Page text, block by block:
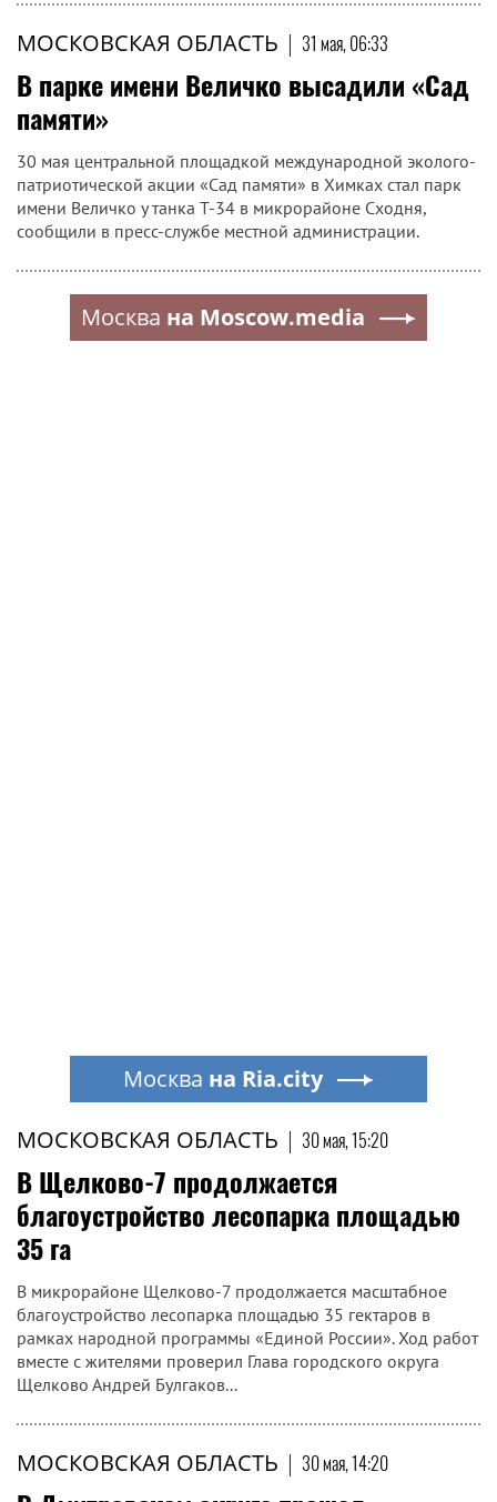
МОСКОВСКАЯ ОБЛАСТЬ | 31 мая, 06:33
В парке имени Величко высадили «Сад
памяти»
30 мая центральной площадкой международной эколого-
патриотической акции «Сад памяти» в Химках стал парк
имени Величко у танка Т-34 в микрорайоне Сходня,
сообщили в пресс-службе местной администрации.
МОСКОВСКАЯ ОБЛАСТЬ | 30 мая, 15:20
В Щелково-7 продолжается
благоустройство лесопарка площадью
35 га
В микрорайоне Щелково-7 продолжается масштабное
благоустройство лесопарка площадью 35 гектаров в
рамках народной программы «Единой России». Ход работ
вместе с жителями проверил Глава городского округа
Щелково Андрей Булгаков...
МОСКОВСКАЯ ОБЛАСТЬ | 30 мая, 14:20
Москва на Moscow.media
Москва на Ria.city